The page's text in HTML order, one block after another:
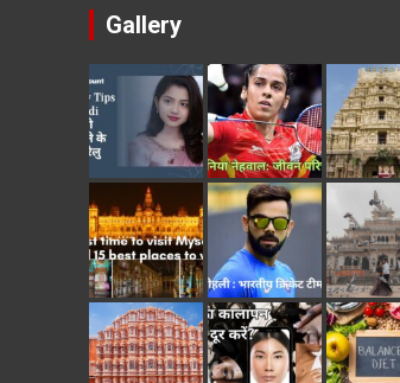
Gallery